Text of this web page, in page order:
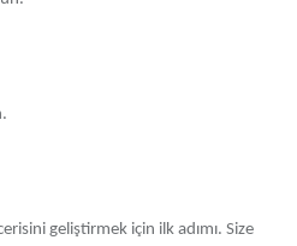
geliştirmek için ilk adımı. Size